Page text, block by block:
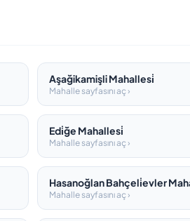
Aşağikamişli Mahallesi̇
Mahalle sayfasını aç ›
Edi̇ğe Mahallesi̇
Mahalle sayfasını aç ›
Hasanoğlan Bahçeli̇evler
Mahalle sayfasını aç ›